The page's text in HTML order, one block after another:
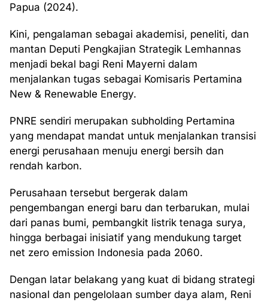
Papua (2024).
Kini, pengalaman sebagai akademisi, peneliti, dan
mantan Deputi Pengkajian Strategik Lemhannas
menjadi bekal bagi Reni Mayerni dalam
menjalankan tugas sebagai Komisaris Pertamina
New & Renewable Energy.
PNRE sendiri merupakan subholding Pertamina
yang mendapat mandat untuk menjalankan transisi
energi perusahaan menuju energi bersih dan
rendah karbon.
Perusahaan tersebut bergerak dalam
pengembangan energi baru dan terbarukan, mulai
dari panas bumi, pembangkit listrik tenaga surya,
hingga berbagai inisiatif yang mendukung target
net zero emission Indonesia pada 2060.
Dengan latar belakang yang kuat di bidang strategi
nasional dan pengelolaan sumber daya alam, Reni